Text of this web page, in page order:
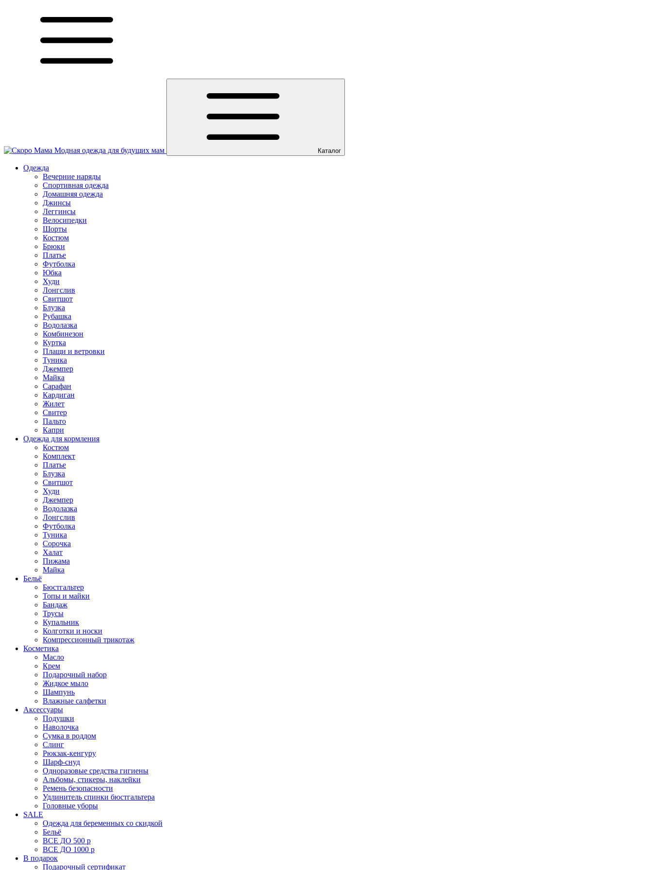
Модная одежда для будущих мам Каталог
Одежда
Вечерние наряды
Спортивная одежда
Домашняя одежда
Джинсы
Леггинсы
Велосипедки
Шорты
Костюм
Брюки
Платье
Футболка
Юбка
Худи
Лонгслив
Свитшот
Блузка
Рубашка
Водолазка
Комбинезон
Куртка
Плащи и ветровки
Туника
Джемпер
Майка
Сарафан
Кардиган
Жилет
Свитер
Пальто
Капри
Одежда для кормления
Костюм
Комплект
Платье
Блузка
Свитшот
Худи
Джемпер
Водолазка
Лонгслив
Футболка
Туника
Сорочка
Халат
Пижама
Майка
Бельё
Бюстгальтер
Топы и майки
Бандаж
Трусы
Купальник
Колготки и носки
Компрессионный трикотаж
Косметика
Масло
Крем
Подарочный набор
Жидкое мыло
Шампунь
Влажные салфетки
Аксессуары
Подушки
Наволочка
Сумка в роддом
Cлинг
Рюкзак-кенгуру
Шарф-снуд
Одноразовые средства гигиены
Альбомы, стикеры, наклейки
Ремень безопасности
Удлинитель спинки бюстгальтера
Головные уборы
SALE
Одежда для беременных со скидкой
Бельё
ВСЕ ДО 500 р
ВСЕ ДО 1000 р
В подарок
Подарочный сертификат